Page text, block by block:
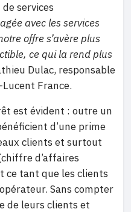
services
avec les services
offre s’avère plus
ce qui la rend plus
Dulac, responsable
Lucent France.
est évident : outre un
d’une prime
clients et surtout
d’affaires
ce tant que les clients
Sans compter
de leurs clients et